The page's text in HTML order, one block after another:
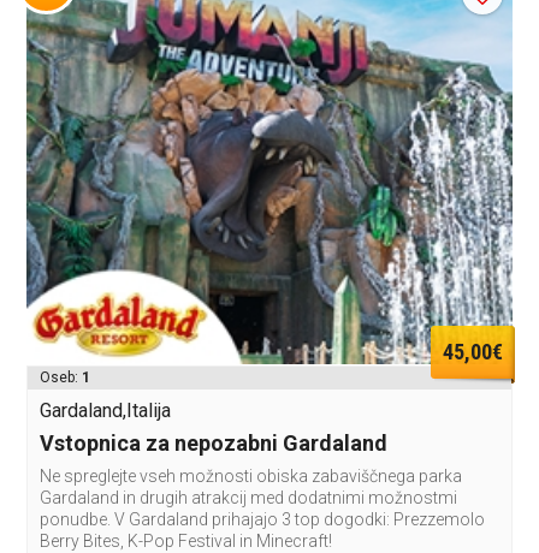
45,00€
Oseb: 1
Gardaland,Italija
Vstopnica za nepozabni Gardaland
Ne spreglejte vseh možnosti obiska zabaviščnega parka
Gardaland in drugih atrakcij med dodatnimi možnostmi
ponudbe. V Gardaland prihajajo 3 top dogodki: Prezzemolo
Berry Bites, K-Pop Festival in Minecraft!